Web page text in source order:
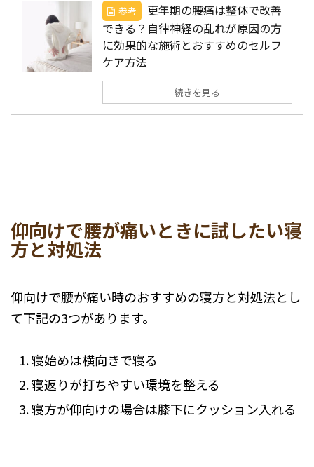
参考
更年期の腰痛は整体で改善
できる？自律神経の乱れが原因の方
に効果的な施術とおすすめのセルフ
ケア方法
続きを見る
仰向けで腰が痛いときに試したい寝
方と対処法
仰向けで腰が痛い時のおすすめの寝方と対処法とし
て下記の3つがあります。
寝始めは横向きで寝る
寝返りが打ちやすい環境を整える
寝方が仰向けの場合は膝下にクッション入れる